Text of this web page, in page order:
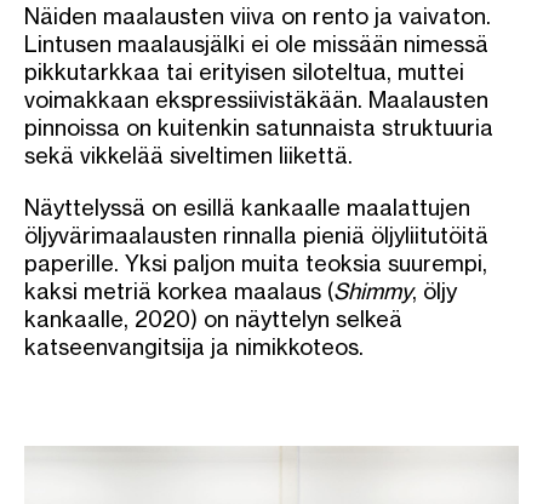
Näiden maalausten viiva on rento ja vaivaton.
Lintusen maalausjälki ei ole missään nimessä
pikkutarkkaa tai erityisen siloteltua, muttei
voimakkaan ekspressiivistäkään. Maalausten
pinnoissa on kuitenkin satunnaista struktuuria
sekä vikkelää siveltimen liikettä.
Näyttelyssä on esillä kankaalle maalattujen
öljyvärimaalausten rinnalla pieniä öljyliitutöitä
paperille. Yksi paljon muita teoksia suurempi,
kaksi metriä korkea maalaus (Shimmy, öljy
kankaalle, 2020) on näyttelyn selkeä
katseenvangitsija ja nimikkoteos.